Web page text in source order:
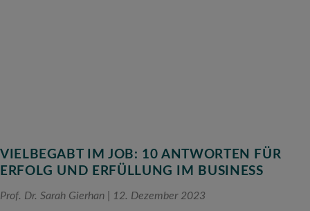
VIELBEGABT IM JOB: 10 ANTWORTEN FÜR
ERFOLG UND ERFÜLLUNG IM BUSINESS
Prof. Dr. Sarah Gierhan 12. Dezember 2023